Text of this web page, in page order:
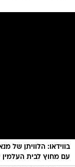
בווידאו: הלוויתן של
עם מחוץ לבית העלמין